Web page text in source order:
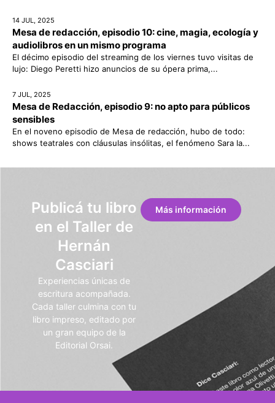
14 JUL, 2025
Mesa de redacción, episodio 10: cine, magia, ecología y
audiolibros en un mismo programa
El décimo episodio del streaming de los viernes tuvo visitas de
lujo: Diego Peretti hizo anuncios de su ópera prima,...
7 JUL, 2025
Mesa de Redacción, episodio 9: no apto para públicos
sensibles
En el noveno episodio de Mesa de redacción, hubo de todo:
shows teatrales con cláusulas insólitas, el fenómeno Sara la...
Publicá tu libro
en el Taller de
Hernán
Casciari
Experiencias únicas de
escritura acompañada.
Cada taller culmina con tu
libro impreso, editado por
un gran equipo de la
Editorial Orsai.
Más información